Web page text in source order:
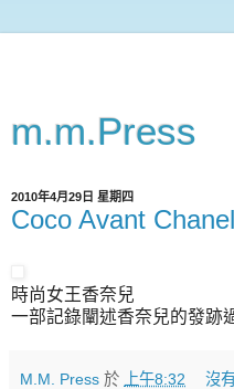
m.m.Press
2010年4月29日 星期四
Coco Avant Chanel
時尚女王香奈兒
一部記錄闡述香奈兒的發跡
M.M. Press 於 上午8:32 沒